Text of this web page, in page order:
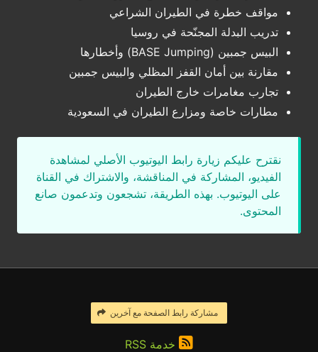
مواقف خطرة في الطيران الشراعي
تدريب البدلة المجنّحة في روسيا
البيس جمبين (BASE Jumping) وأخطارها
مقارنة بين أمان القفز المظلي والبيس جمبين
تجارب مغامرات خارج الطيران
مطارات خاصة ومزارع الطيران في السعودية
نقترح عليكم زيارة رابط اليوتيوب الأصلي لمشاهدة
الفيديو، المشاركة في المناقشة، والاشتراك في القناة
على اليوتيوب. بهذه الطريقة، تشجعون وتدعمون صانع
المحتوى.
مشاركة رابط الصفحة مع آخرين
خدمة RSS